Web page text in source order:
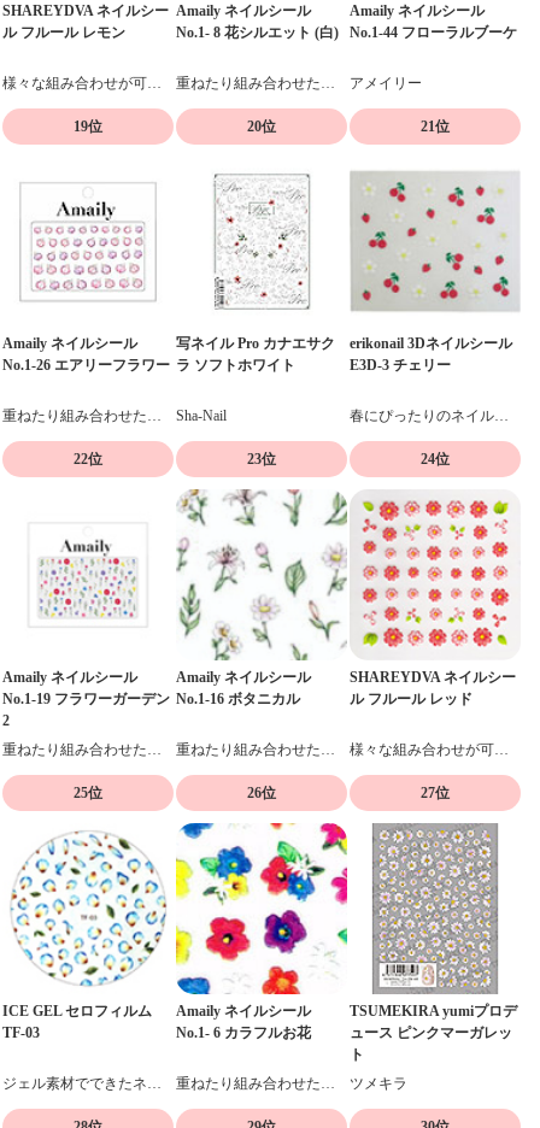
SHAREYDVA ネイルシー
ル フルール レモン
Amaily ネイルシール
No.1- 8 花シルエット (白)
Amaily ネイルシール
No.1-44 フローラルブーケ
アメイリー
19位
Amaily ネイルシール
No.1-26 エアリーフラワー
重ねたり組み合わせたりデザイン自在の貼るだけネイルシール
20位
写ネイル Pro カナエサク
ラ ソフトホワイト
Sha-Nail
21位
erikonail 3Dネイルシール
E3D-3 チェリー
春にぴったりのネイルシール
22位
Amaily ネイルシール
No.1-19 フラワーガーデン
2
重ねたり組み合わせたりデザイン自在の貼るだけネイルシール
23位
Amaily ネイルシール
No.1-16 ボタニカル
重ねたり組み合わせたりデザイン自在の貼るだけネイルシール
24位
SHAREYDVA ネイルシー
ル フルール レッド
様々な組み合わせが可能な、フラワーモチーフのシール
25位
ICE GEL セロフィルム
TF-03
ジェル素材でできたネイルシール
26位
Amaily ネイルシール
No.1- 6 カラフルお花
重ねたり組み合わせたりデザイン自在の貼るだけネイルシール
27位
TSUMEKIRA yumiプロデ
ュース ピンクマーガレッ
ト
ツメキラ